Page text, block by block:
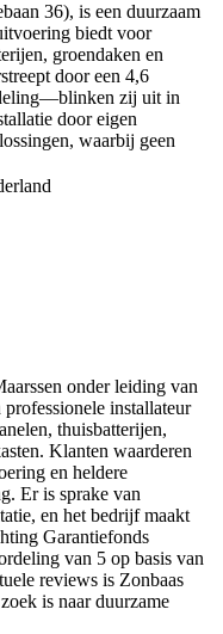
36), is een duurzaam
biedt voor
groendaken en
door een 4,6
zij uit in
door eigen
waarbij geen
onder leiding van
installateur
thuisbatterijen,
Klanten waarderen
en heldere
Er is sprake van
en het bedrijf maakt
Garantiefonds
van 5 op basis van
reviews is Zonbaas
is naar duurzame